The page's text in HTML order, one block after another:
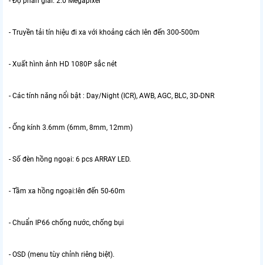
- Truyền tải tín hiệu đi xa với khoảng cách lên đến 300-500m
- Xuất hình ảnh HD 1080P sắc nét
- Các tính năng nổi bật : Day/Night (ICR), AWB, AGC, BLC, 3D-DNR
- Ống kính 3.6mm (6mm, 8mm, 12mm)
- Số đèn hồng ngoại: 6 pcs ARRAY LED.
- Tầm xa hồng ngoại:lên đến 50-60m
- Chuẩn IP66 chống nước, chống bụi
- OSD (menu tùy chỉnh riêng biệt).